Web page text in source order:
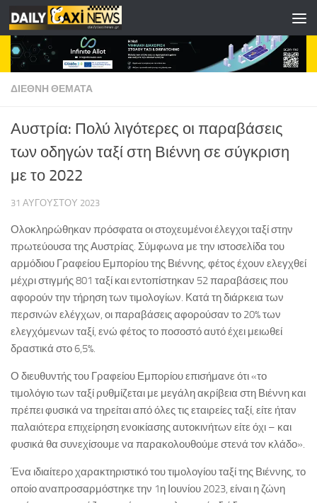
Skip to content
ΔΙΕΘΝΗ ΘΕΜΑΤΑ
Αυστρία: Πολύ λιγότερες οι παραβάσεις
των οδηγών ταξί στη Βιέννη σε σύγκριση
με το 2022
31 ΑΥΓΟΎΣΤΟΥ 2023
Ολοκληρώθηκαν πρόσφατα οι στοχευμένοι έλεγχοι ταξί στην
πρωτεύουσα της Αυστρίας. Σύμφωνα με την ιστοσελίδα του
αρμόδιου Γραφείου Εμπορίου της Βιέννης, φέτος έχουν ελεγχθεί
μέχρι στιγμής 801 ταξί και εντοπίστηκαν 52 παραβάσεις που
αφορούν την τήρηση των τιμολογίων. Κατά τη διάρκεια των
περσινών ελέγχων, οι παραβάσεις αφορούσαν το 20% των
ελεγχόμενων ταξί, ενώ φέτος το ποσοστό αυτό έχει μειωθεί
δραστικά στο 6,5%.
Ο διευθυντής του Γραφείου Εμπορίου επισήμανε ότι «το
τιμολόγιο των ταξί ρυθμίζεται με μεγάλη ακρίβεια στη Βιέννη και
πρέπει φυσικά να τηρείται από όλες τις εταιρείες ταξί, είτε ήταν
παλαιότερα επιχείρηση ενοικίασης αυτοκινήτων είτε όχι – και
φυσικά θα συνεχίσουμε να παρακολουθούμε στενά τον κλάδο».
Ένα ιδιαίτερο χαρακτηριστικό του τιμολογίου ταξί της Βιέννης, το
οποίο αναπροσαρμόστηκε την 1η Ιουνίου 2023, είναι η ζώνη